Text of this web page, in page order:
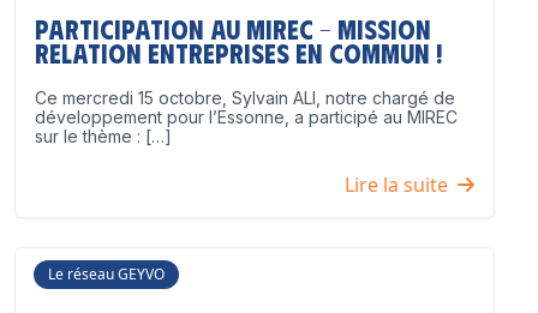
Participation au MIREC – Mission
Relation Entreprises en Commun !
Ce mercredi 15 octobre, Sylvain ALI, notre chargé de
développement pour l’Essonne, a participé au MIREC
sur le thème : […]
Lire la suite
Le réseau GEYVO